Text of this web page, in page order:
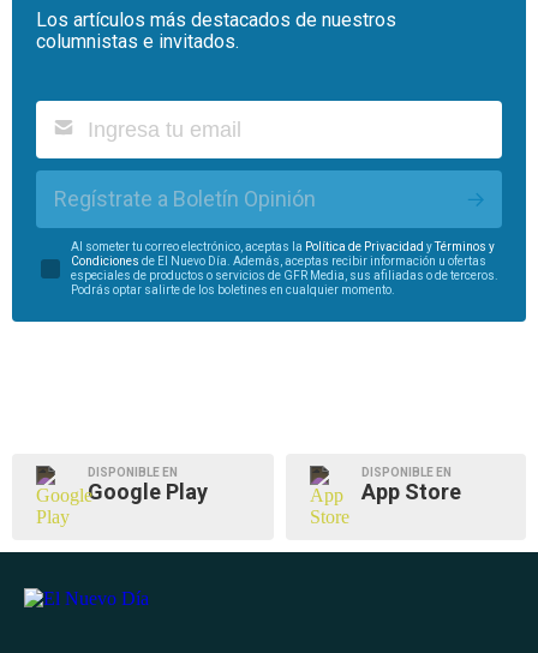
Los artículos más destacados de nuestros
columnistas e invitados.
Regístrate a Boletín Opinión
Al someter tu correo electrónico, aceptas la Política de Privacidad yTérminos y
Condiciones de El Nuevo Día. Además, aceptas recibir información u ofertas
especiales de productos o servicios de GFR Media, sus afiliadas o de terceros.
Podrás optar salirte de los boletines en cualquier momento.
DISPONIBLE EN
Google Play
DISPONIBLE EN
App Store